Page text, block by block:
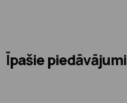
Īpašie piedāvājumi